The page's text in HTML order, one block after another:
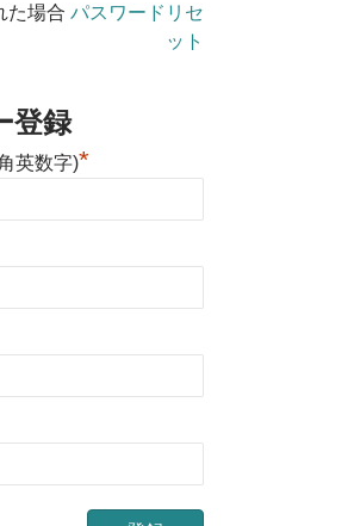
た場合パスワードリセ
ット
登録
英数字)*